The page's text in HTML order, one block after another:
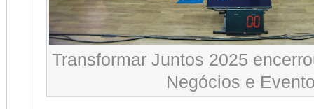
Transformar Juntos 2025
Negócios e